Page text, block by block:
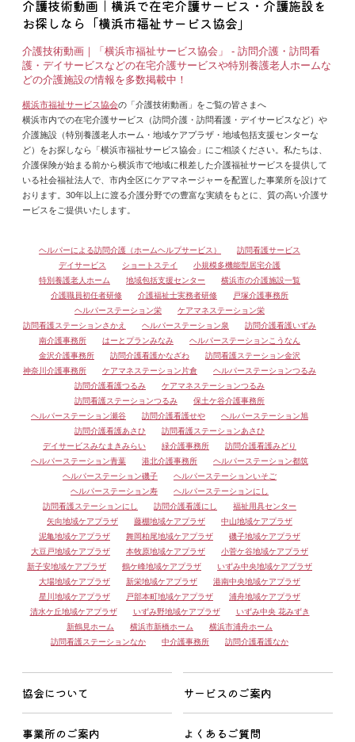
介護技術動画｜横浜で在宅介護サービス・介護施設を
お探しなら「横浜市福祉サービス協会」
介護技術動画｜「横浜市福祉サービス協会」 - 訪問介護・訪問看
護・デイサービスなどの在宅介護サービスや特別養護老人ホームな
どの介護施設の情報を多数掲載中！
横浜市福祉サービス協会の「介護技術動画」をご覧の皆さまへ
横浜市内での在宅介護サービス（訪問介護・訪問看護・デイサービスなど）や
介護施設（特別養護老人ホーム・地域ケアプラザ・地域包括支援センターな
ど）をお探しなら「横浜市福祉サービス協会」にご相談ください。私たちは、
介護保険が始まる前から横浜市で地域に根差した介護福祉サービスを提供して
いる社会福祉法人で、市内全区にケアマネージャーを配置した事業所を設けて
おります。30年以上に渡る介護分野での豊富な実績をもとに、質の高い介護サ
ービスをご提供いたします。
ヘルパーによる訪問介護（ホームヘルプサービス）
訪問看護サービス
デイサービス
ショートステイ
小規模多機能型居宅介護
特別養護老人ホーム
地域包括支援センター
横浜市の介護施設一覧
介護職員初任者研修
介護福祉士実務者研修
戸塚介護事務所
ヘルパーステーション栄
ケアマネステーション栄
訪問看護ステーションさかえ
ヘルパーステーション泉
訪問介護看護いずみ
南介護事務所
はーとプランみなみ
ヘルパーステーションこうなん
金沢介護事務所
訪問介護看護かなざわ
訪問看護ステーション金沢
神奈川介護事務所
ケアマネステーション片倉
ヘルパーステーションつるみ
訪問介護看護つるみ
ケアマネステーションつるみ
訪問看護ステーションつるみ
保土ケ谷介護事務所
ヘルパーステーション瀬谷
訪問介護看護せや
ヘルパーステーション旭
訪問介護看護あさひ
訪問看護ステーションあさひ
デイサービスみなまきみらい
緑介護事務所
訪問介護看護みどり
ヘルパーステーション青葉
港北介護事務所
ヘルパーステーション都筑
ヘルパーステーション磯子
ヘルパーステーションいそご
ヘルパーステーション寿
ヘルパーステーションにし
訪問看護ステーションにし
訪問介護看護にし
福祉用具センター
矢向地域ケアプラザ
藤棚地域ケアプラザ
中山地域ケアプラザ
泥亀地域ケアプラザ
舞岡柏尾地域ケアプラザ
磯子地域ケアプラザ
大豆戸地域ケアプラザ
本牧原地域ケアプラザ
小菅ケ谷地域ケアプラザ
新子安地域ケアプラザ
鶴ケ峰地域ケアプラザ
いずみ中央地域ケアプラザ
大場地域ケアプラザ
新栄地域ケアプラザ
港南中央地域ケアプラザ
星川地域ケアプラザ
戸部本町地域ケアプラザ
浦舟地域ケアプラザ
清水ケ丘地域ケアプラザ
いずみ野地域ケアプラザ
いずみ中央 花みずき
新鶴見ホーム
横浜市新橋ホーム
横浜市浦舟ホーム
訪問看護ステーションなか
中介護事務所 訪問介護看護なか
協会について サービスのご案内
事業所のご案内 よくあるご質問